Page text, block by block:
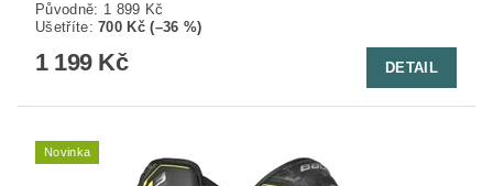
Původně: 1 899 Kč
Ušetříte:700 Kč (–36 %)
1 199 Kč DETAIL
Novinka